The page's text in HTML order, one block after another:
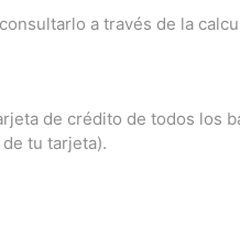
a través de la
de crédito de todos los
tu tarjeta).